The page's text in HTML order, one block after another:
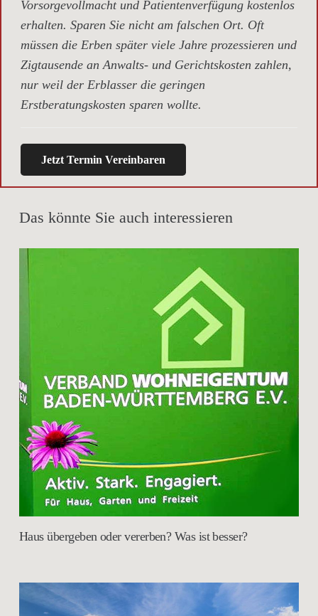
Vorsorgevollmacht und Patientenverfügung kostenlos
erhalten. Sparen Sie nicht am falschen Ort. Oft
müssen die Erben später viele Jahre prozessieren und
Zigtausende an Anwalts- und Gerichtskosten zahlen,
nur weil der Erblasser die geringen
Erstberatungskosten sparen wollte.
Jetzt Termin Vereinbaren
Das könnte Sie auch interessieren
Haus übergeben oder vererben? Was ist besser?